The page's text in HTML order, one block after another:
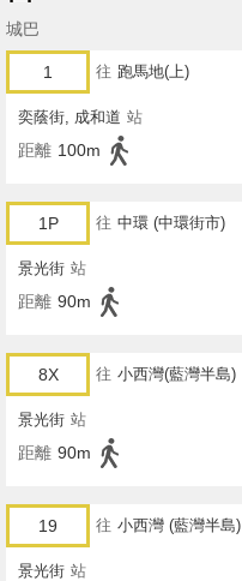
城巴
1 往 跑馬地(上)
奕蔭街, 成和道 站
距離 100m
1P 往 中環 (中環街市)
景光街 站
距離 90m
8X 往 小西灣(藍灣半島)
景光街 站
距離 90m
19 往 小西灣 (藍灣半島)
景光街 站